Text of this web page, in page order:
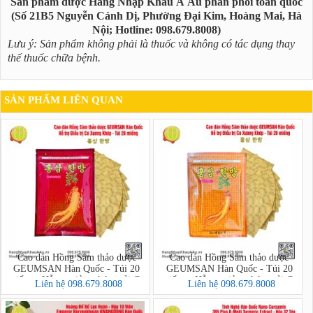
(Số 21B5 Nguyễn Cảnh Dị, Phường Đại Kim, Hoàng Mai, Hà
Nội; Hotline: 098.679.8008)
Lưu ý: Sản phẩm không phải là thuốc và không có tác dụng thay
thế thuốc chữa bệnh.
SẢN PHẨM LIÊN QUAN
Cao dán Hồng Sâm thảo dược
GEUMSAN Hàn Quốc - Túi 20
miếng - Hỗ trợ giảm nhức mỏi Cơ
Xương Khớp
Liên hệ 098.679.8008
Cao dán Hồng Sâm thảo dược
GEUMSAN Hàn Quốc - Túi 20
miếng - Hỗ trợ giảm nhức mỏi Cơ
Xương Khớp
Liên hệ 098.679.8008